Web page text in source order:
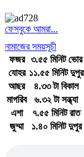
ফেসবুকে আমরা...
নামাজের সময়সূচী
ফজর
৩.৫৫ মিনিট ভোর
যোহর ১১.৫৫ মিনিট দুপুর
আছর
৪.৩৩ টা বিকাল
মাগরিব
৬.৩২ টা সন্ধ্যা
এশা
৭.৫৫ মিনিট রাত
জুম্মা
১.৪০ মিনিট দুপুর